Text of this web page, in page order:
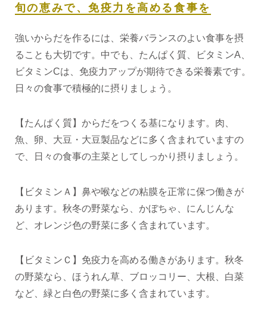
旬の恵みで、免疫力を高める食事を
強いからだを作るには、栄養バランスのよい食事を摂
ることも大切です。中でも、たんぱく質、ビタミンA、
ビタミンCは、免疫力アップが期待できる栄養素です。
日々の食事で積極的に摂りましょう。
【たんぱく質】からだをつくる基になります。肉、
魚、卵、大豆・大豆製品などに多く含まれていますの
で、日々の食事の主菜としてしっかり摂りましょう。
【ビタミンＡ】鼻や喉などの粘膜を正常に保つ働きが
あります。秋冬の野菜なら、かぼちゃ、にんじんな
ど、オレンジ色の野菜に多く含まれています。
【ビタミンＣ】免疫力を高める働きがあります。秋冬
の野菜なら、ほうれん草、ブロッコリー、大根、白菜
など、緑と白色の野菜に多く含まれています。